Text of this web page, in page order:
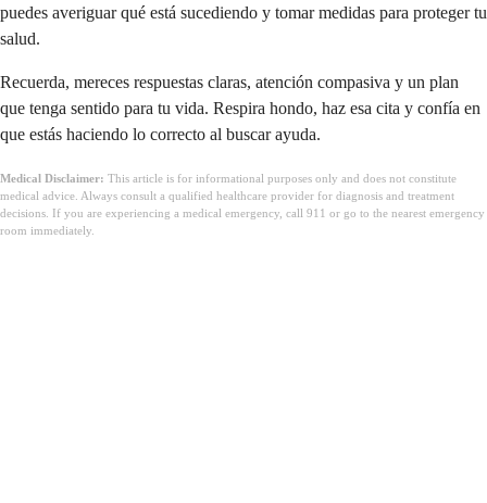
puedes averiguar qué está sucediendo y tomar medidas para proteger tu
salud.
Recuerda, mereces respuestas claras, atención compasiva y un plan
que tenga sentido para tu vida. Respira hondo, haz esa cita y confía en
que estás haciendo lo correcto al buscar ayuda.
Medical Disclaimer: This article is for informational purposes only and does not constitute
medical advice. Always consult a qualified healthcare provider for diagnosis and treatment
decisions. If you are experiencing a medical emergency, call 911 or go to the nearest emergency
room immediately.